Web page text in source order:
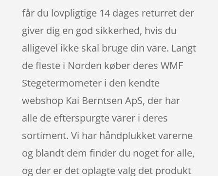
får du lovpligtige 14 dages returret der
giver dig en god sikkerhed, hvis du
alligevel ikke skal bruge din vare. Langt
de fleste i Norden køber deres WMF
Stegetermometer i den kendte
webshop Kai Berntsen ApS, der har
alle de efterspurgte varer i deres
sortiment. Vi har håndplukket varerne
og blandt dem finder du noget for alle,
og der er det oplagte valg det produkt